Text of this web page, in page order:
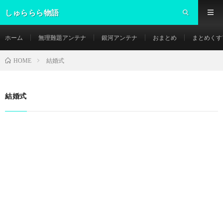
しゅららら物語
ホーム 無理難題アンテナ 銀河アンテナ おまとめ まとめく
HOME 結婚式
結婚式